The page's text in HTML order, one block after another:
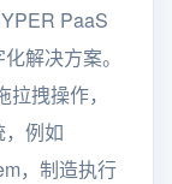
PaaS
解决方案。
拽操作，
例如
，制造执行